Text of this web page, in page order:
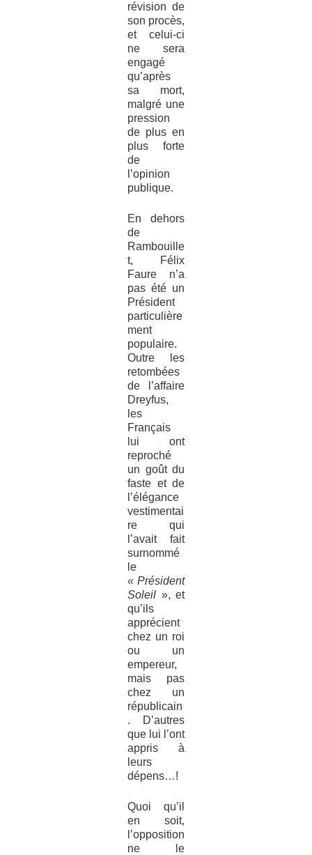
révision de
son procès,
et celui-ci
ne sera
engagé
qu’après
sa mort,
malgré une
pression
de plus en
plus forte
de
l’opinion
publique.
En dehors
de
Rambouille
t, Félix
Faure n’a
pas été un
Président
particulière
ment
populaire.
Outre les
retombées
de l’affaire
Dreyfus,
les
Français
lui ont
reproché
un goût du
faste et de
l’élégance
vestimentai
re qui
l’avait fait
surnommé
le
« Président
Soleil », et
qu’ils
apprécient
chez un roi
ou un
empereur,
mais pas
chez un
républicain
. D’autres
que lui l’ont
appris à
leurs
dépens…!
Quoi qu’il
en soit,
l’opposition
ne le